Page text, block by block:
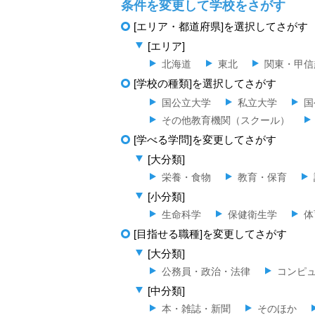
条件を変更して学校をさがす
[エリア・都道府県]を選択してさがす
[エリア]
北海道 東北 関東・甲
[学校の種類]を選択してさがす
国公立大学 私立大学
その他教育機関（スクール）
[学べる学問]を変更してさがす
[大分類]
栄養・食物 教育・保育
[小分類]
生命科学 保健衛生学
[目指せる職種]を変更してさがす
[大分類]
公務員・政治・法律 コンピ
[中分類]
本・雑誌・新聞 そのほか